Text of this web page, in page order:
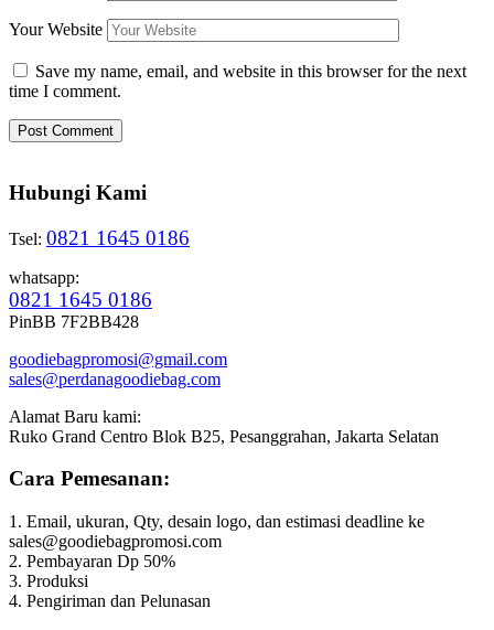
Your Website
Save my name, email, and website in this browser for the next
time I comment.
Hubungi Kami
Tsel: 0821 1645 0186
whatsapp:
0821 1645 0186
PinBB 7F2BB428
goodiebagpromosi@gmail.com
sales@perdanagoodiebag.com
Alamat Baru kami:
Ruko Grand Centro Blok B25, Pesanggrahan, Jakarta Selatan
Cara Pemesanan:
1. Email, ukuran, Qty, desain logo, dan estimasi deadline ke
sales@goodiebagpromosi.com
2. Pembayaran Dp 50%
3. Produksi
4. Pengiriman dan Pelunasan